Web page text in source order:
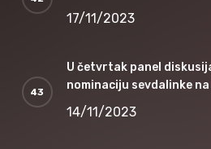
17/11/2023
U četvrtak panel
nominaciju sevdalinke na
14/11/2023